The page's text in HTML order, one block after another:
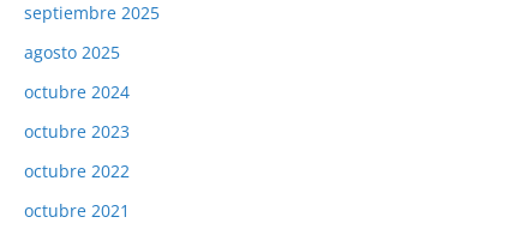
septiembre 2025
agosto 2025
octubre 2024
octubre 2023
octubre 2022
octubre 2021